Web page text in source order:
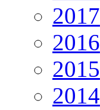
2017
2016
2015
2014